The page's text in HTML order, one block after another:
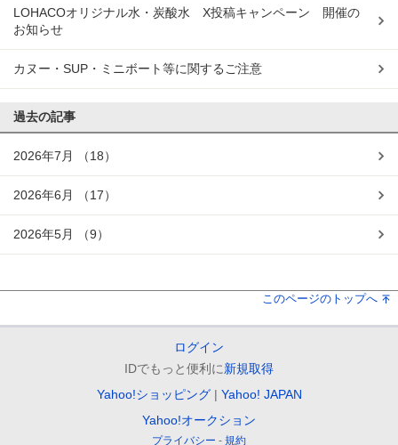
LOHACOオリジナル水・炭酸水 X投稿キャンペーン 開催の
お知らせ
カヌー・SUP・ミニボート等に関するご注意
過去の記事
2026年7月 （18）
2026年6月 （17）
2026年5月 （9）
このページのトップへ
ログイン
IDでもっと便利に新規取得
Yahoo!ショッピング
Yahoo! JAPAN
Yahoo!オークション
プライバシー 規約